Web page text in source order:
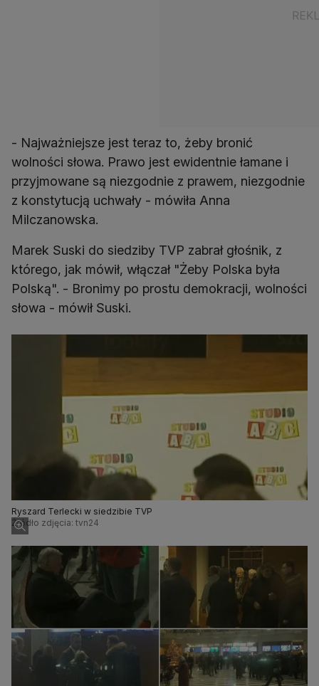
- Najważniejsze jest teraz to, żeby bronić
wolności słowa. Prawo jest ewidentnie łamane i
przyjmowane są niezgodnie z prawem, niezgodnie
z konstytucją uchwały - mówiła Anna
Marek Suski do siedziby TVP zabrał głośnik, z
którego, jak mówił, włączał "Żeby Polska była
Polską". - Bronimy po prostu demokracji, wolności
słowa - mówił Suski.
Ryszard Terlecki w siedzibie TVP
Źródło zdjęcia: tvn24